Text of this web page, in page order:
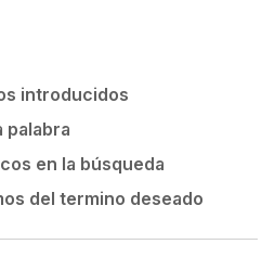
introducidos
palabra
en la búsqueda
del termino deseado